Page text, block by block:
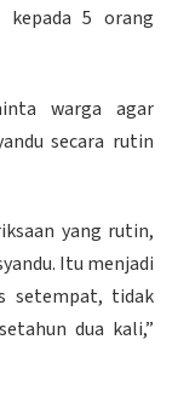
5 orang
warga agar
secara rutin
yang rutin,
Itu menjadi
setempat, tidak
dua kali,”